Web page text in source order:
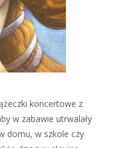
koncertowe z
w zabawie utrwalały
domu, w szkole czy